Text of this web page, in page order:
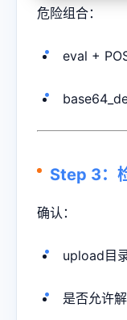
危险组合：
eval +
Step 3：
确认：
upload目
是否允许